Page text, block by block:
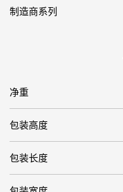
制造商系列
净重
包装高度
包装长度